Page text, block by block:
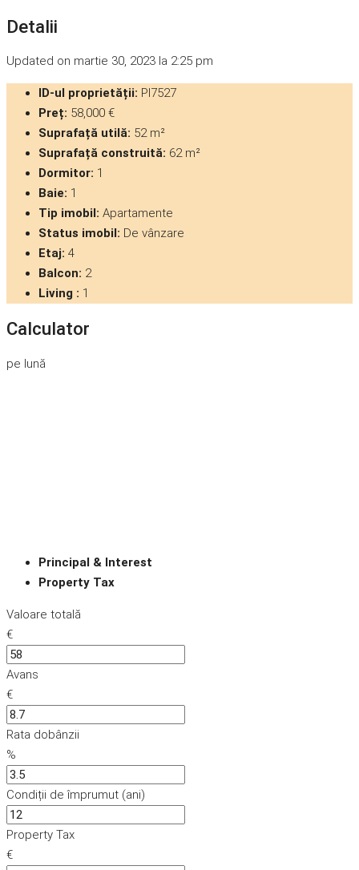
Detalii
Updated on martie 30, 2023 la 2:25 pm
ID-ul proprietății: PI7527
Preț: 58,000 €
Suprafață utilă: 52 m²
Suprafață construită: 62 m²
Dormitor: 1
Baie: 1
Tip imobil: Apartamente
Status imobil: De vânzare
Etaj: 4
Balcon: 2
Living : 1
Calculator
pe lună
Principal & Interest
Property Tax
Valoare totală
€
Avans
€
Rata dobânzii
%
Condiții de împrumut (ani)
Property Tax
€